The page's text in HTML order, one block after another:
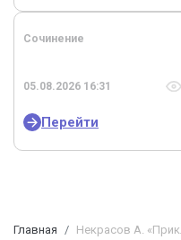
Сочинение
05.08.2026 16:31
Перейти
Главная
Некрасов А.